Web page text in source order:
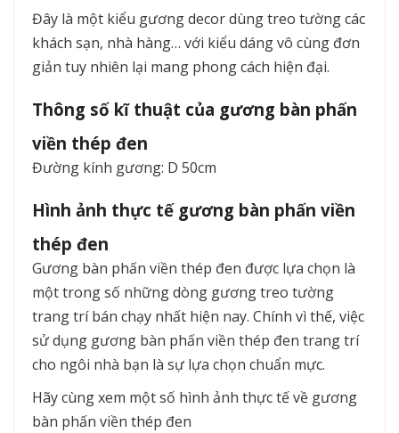
Đây là một kiểu gương decor dùng treo tường các
khách sạn, nhà hàng… với kiểu dáng vô cùng đơn
giản tuy nhiên lại mang phong cách hiện đại.
Thông số kĩ thuật của gương bàn phấn
viền thép đen
Đường kính gương: D 50cm
Hình ảnh thực tế gương bàn phấn viền
thép đen
Gương bàn phấn viền thép đen được lựa chọn là
một trong số những dòng gương treo tường
trang trí bán chạy nhất hiện nay. Chính vì thế, việc
sử dụng gương bàn phấn viền thép đen trang trí
cho ngôi nhà bạn là sự lựa chọn chuẩn mực.
Hãy cùng xem một số hình ảnh thực tế về gương
bàn phấn viền thép đen